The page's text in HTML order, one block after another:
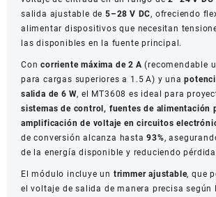
salida ajustable de5–28 V DC, ofreciendo
alimentar dispositivos que necesitan
las disponibles en la fuente principal.
Concorriente máxima de 2 A (recomendable
para cargas superiores a 1.5 A) y una
salida de 6 W, el MT3608 es ideal para
sistemas de control, fuentes de alimentación
amplificación de voltaje en circuitos
de conversión alcanza hasta93%,
de la energía disponible y reduciendo
El módulo incluye un trimmer ajustable, que
el voltaje de salida de manera precisa según